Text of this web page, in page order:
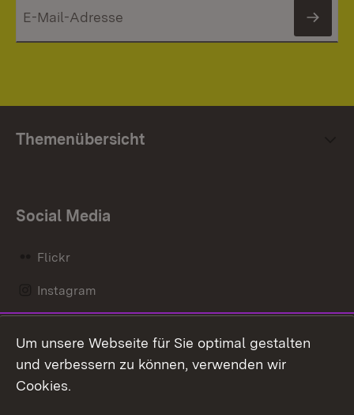
Themenübersicht
Social Media
Flickr
Instagram
Mastodon
Messenger
Um unsere Webseite für Sie optimal gestalten
und verbessern zu können, verwenden wir
Cookies.